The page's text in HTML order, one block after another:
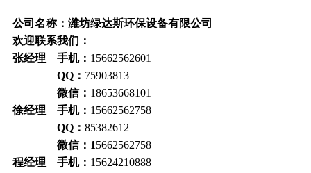
公司名称：潍坊绿达斯环保设备有限公司
欢迎联系我们：
张经理 手机： 15662562601
QQ： 75903813
微信： 18653668101
徐经理 手机： 15662562758
QQ： 85382612
微信：15662562758
程经理 手机： 15624210888